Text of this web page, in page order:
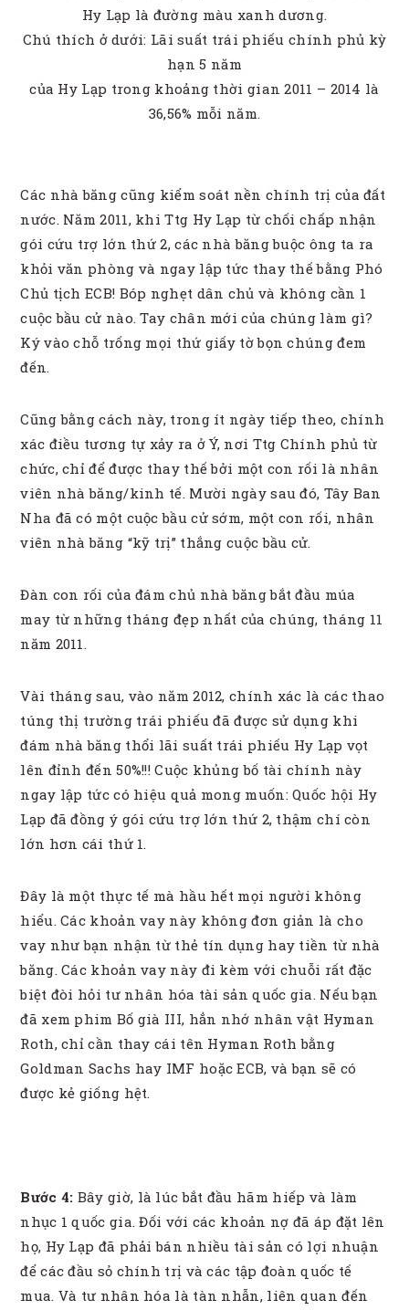
Hy Lạp là đường màu xanh dương.
Chú thích ở dưới: Lãi suất trái phiếu chính phủ kỳ
hạn 5 năm
của Hy Lạp trong khoảng thời gian 2011 – 2014 là
36,56% mỗi năm.
Các nhà băng cũng kiểm soát nền chính trị của đất
nước. Năm 2011, khi Ttg Hy Lạp từ chối chấp nhận
gói cứu trợ lớn thứ 2, các nhà băng buộc ông ta ra
khỏi văn phòng và ngay lập tức thay thế bằng Phó
Chủ tịch ECB! Bóp nghẹt dân chủ và không cần 1
cuộc bầu cử nào. Tay chân mới của chúng làm gì?
Ký vào chỗ trống mọi thứ giấy tờ bọn chúng đem
đến.
Cũng bằng cách này, trong ít ngày tiếp theo, chính
xác điều tương tự xảy ra ở Ý, nơi Ttg Chính phủ từ
chức, chỉ để được thay thế bởi một con rối là nhân
viên nhà băng/kinh tế. Mười ngày sau đó, Tây Ban
Nha đã có một cuộc bầu cử sớm, một con rối, nhân
viên nhà băng “kỹ trị” thắng cuộc bầu cử.
Đàn con rối của đám chủ nhà băng bắt đầu múa
may từ những tháng đẹp nhất của chúng, tháng 11
năm 2011.
Vài tháng sau, vào năm 2012, chính xác là các thao
túng thị trường trái phiếu đã được sử dụng khi
đám nhà băng thổi lãi suất trái phiếu Hy Lạp vọt
lên đỉnh đến 50%!!! Cuộc khủng bố tài chính này
ngay lập tức có hiệu quả mong muốn: Quốc hội Hy
Lạp đã đồng ý gói cứu trợ lớn thứ 2, thậm chí còn
lớn hơn cái thứ 1.
Đây là một thực tế mà hầu hết mọi người không
hiểu. Các khoản vay này không đơn giản là cho
vay như bạn nhận từ thẻ tín dụng hay tiền từ nhà
băng. Các khoản vay này đi kèm với chuỗi rất đặc
biệt đòi hỏi tư nhân hóa tài sản quốc gia. Nếu bạn
đã xem phim Bố già III, hẳn nhớ nhân vật Hyman
Roth, chỉ cần thay cái tên Hyman Roth bằng
Goldman Sachs hay IMF hoặc ECB, và bạn sẽ có
được kẻ giống hệt.
Bước 4: Bây giờ, là lúc bắt đầu hãm hiếp và làm
nhục 1 quốc gia. Đối với các khoản nợ đã áp đặt lên
họ, Hy Lạp đã phải bán nhiều tài sản có lợi nhuận
để các đầu sỏ chính trị và các tập đoàn quốc tế
mua. Và tư nhân hóa là tàn nhẫn, liên quan đến